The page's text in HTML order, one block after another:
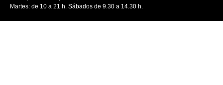
Martes: de 10 a 21 h. Sábados de 9.30 a 14.30 h.